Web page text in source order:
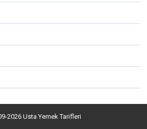
2026 Usta Yemek Tarifleri